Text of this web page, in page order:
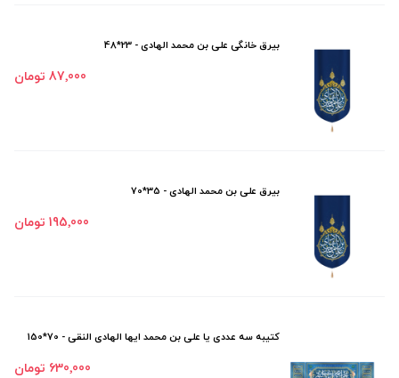
بیرق خانگی علی بن محمد الهادی - 23*48
87٬000 تومان
بیرق علی بن محمد الهادی - 35*70
195٬000 تومان
کتیبه سه عددی یا علی بن محمد ایها الهادی النقی - 70*150
630٬000 تومان